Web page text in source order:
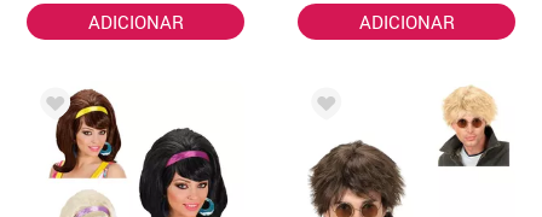
ADICIONAR ADICIONAR